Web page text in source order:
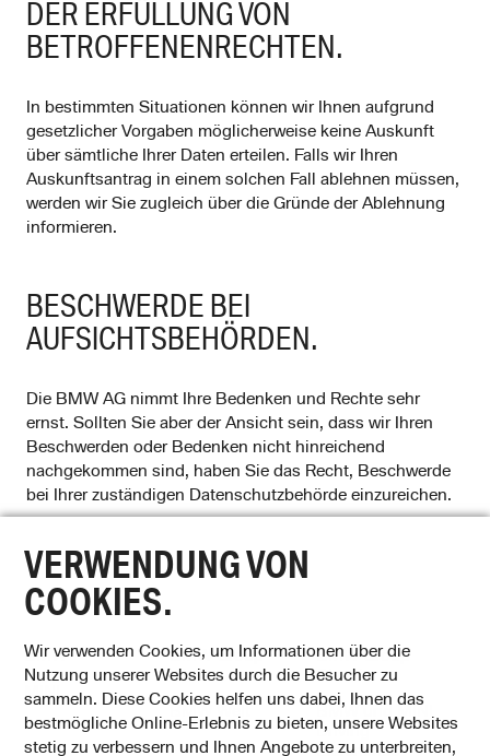
VERWENDUNG VON
COOKIES.
Wir verwenden Cookies, um Informationen über die
Nutzung unserer Websites durch die Besucher zu
sammeln. Diese Cookies helfen uns dabei, Ihnen das
bestmögliche Online-Erlebnis zu bieten, unsere Websites
stetig zu verbessern und Ihnen Angebote zu unterbreiten,
DER ERFÜLLUNG VON
BETROFFENENRECHTEN.
In bestimmten Situationen können wir Ihnen aufgrund
gesetzlicher Vorgaben möglicherweise keine Auskunft
über sämtliche Ihrer Daten erteilen. Falls wir Ihren
Auskunftsantrag in einem solchen Fall ablehnen müssen,
werden wir Sie zugleich über die Gründe der Ablehnung
informieren.
BESCHWERDE BEI
AUFSICHTSBEHÖRDEN.
Die BMW AG nimmt Ihre Bedenken und Rechte sehr
ernst. Sollten Sie aber der Ansicht sein, dass wir Ihren
Beschwerden oder Bedenken nicht hinreichend
nachgekommen sind, haben Sie das Recht, Beschwerde
bei Ihrer zuständigen Datenschutzbehörde einzureichen.
BMW
MINI
BMW Group
Werke
BMW Group
Classic
BMW und MINI
Driving
Experience